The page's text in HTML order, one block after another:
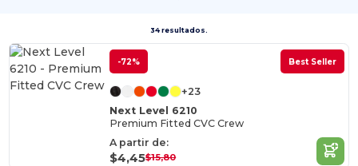
34 resultados.
-72% Best Seller
+23
Next Level 6210
Premium Fitted CVC Crew
A partir de:
$4,45$15,80